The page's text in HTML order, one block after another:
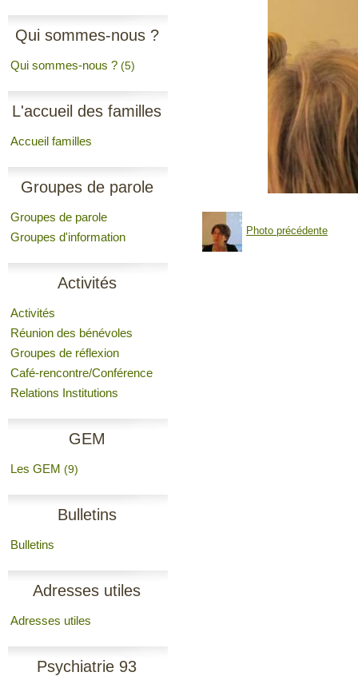
Qui sommes-nous ?
Qui sommes-nous ? (5)
L'accueil des familles
Accueil familles
Groupes de parole
Groupes de parole
Groupes d'information
Activités
Activités
Réunion des bénévoles
Groupes de réflexion
Café-rencontre/Conférence
Relations Institutions
GEM
Les GEM (9)
Bulletins
Bulletins
Adresses utiles
Adresses utiles
Psychiatrie 93
Photo précédente